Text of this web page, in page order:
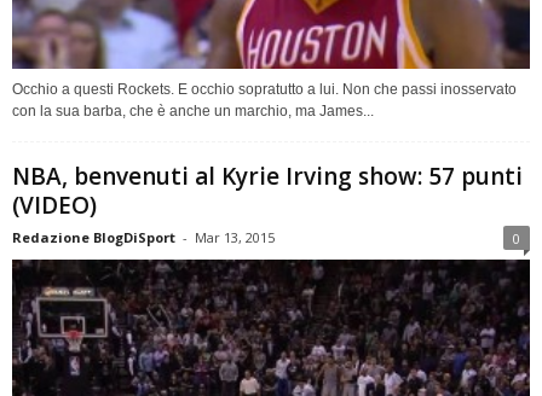
Occhio a questi Rockets. E occhio sopratutto a lui. Non che passi inosservato
con la sua barba, che è anche un marchio, ma James...
NBA, benvenuti al Kyrie Irving show: 57 punti
(VIDEO)
Redazione BlogDiSport - Mar 13, 2015 0